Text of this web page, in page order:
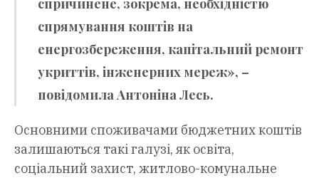
спричинене, зокрема, необхідністю
спрямування коштів на
енергозбереження, капітальний ремонт
укриттів, інженерних мереж», –
повідомила Антоніна Лесь.
Основними споживачами бюджетних коштів
залишаються такі галузі, як освіта,
соціальний захист, житлово-комунальне